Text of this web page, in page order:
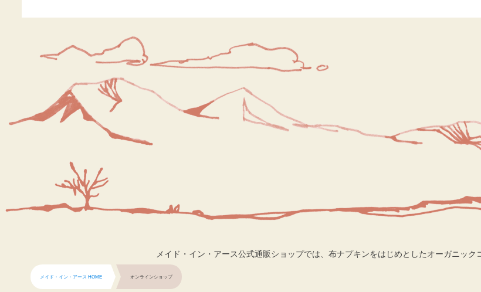
メイド・イン・アース公式通販ショップでは、布ナプキンをはじめとしたオーガニック
メイド・イン・アース HOME オンラインショップ